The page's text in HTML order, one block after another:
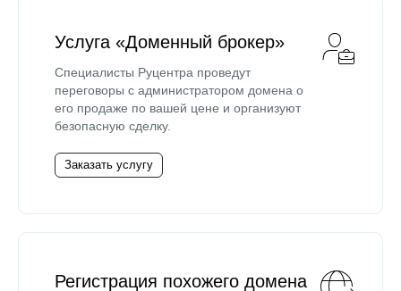
Услуга «Доменный брокер»
Специалисты Руцентра проведут
переговоры с администратором домена о
его продаже по вашей цене и организуют
безопасную сделку.
Заказать услугу
Регистрация похожего домена